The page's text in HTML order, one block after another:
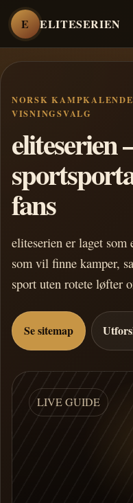
E ELITESERIEN
NORSK
VISNINGSVALG
eliteserien
fans
eliteserien er laget
som vil finne kamper,
sport uten rotete løfter
Se sitemap
LIVE GUIDE